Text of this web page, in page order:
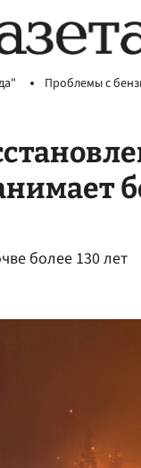
Проблемы с
более 130 лет